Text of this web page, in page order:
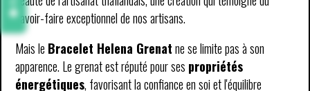
savoir-faire exceptionnel de nos artisans.
Mais le Bracelet Helena Grenatne se limite pas à son
apparence. Le grenat est réputé pour ses propriétés
énergétiques, favorisant la confiance en soi et l'équilibre